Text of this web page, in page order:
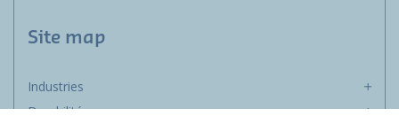
Site map
Industries
Durabilité